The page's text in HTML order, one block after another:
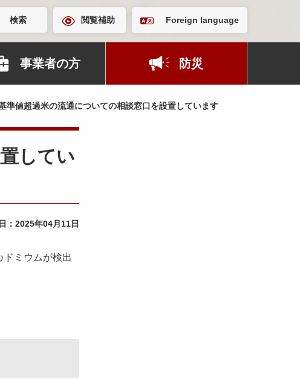
検索 閲覧補助 Foreign language
事業者の方 防災
準値超過米の流通についての相談窓口を設置しています
してい
： 2025年04月11日
ミウムが検出